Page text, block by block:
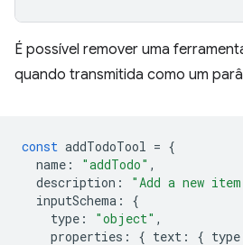
É possível remover uma
quando transmitida como um
const addTodoTool = {
name : "addTodo" ,
description : "Add a new
inputSchema :
{
type : "object" ,
properties : { text : { type